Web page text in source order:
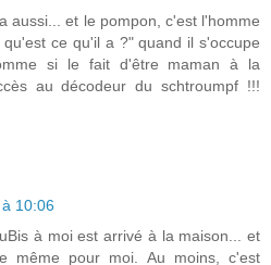
aussi... et le pompon, c'est l'homme
ce qu'il a ?" quand il s'occupe
si le fait d'être maman à la
au décodeur du schtroumpf !!!
10:06
à moi est arrivé à la maison... et
même pour moi. Au moins, c'est